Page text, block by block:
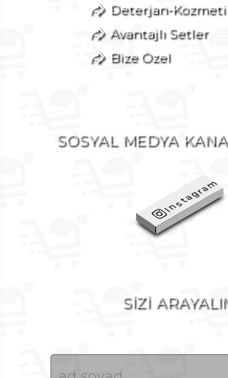
Deterjan-
Avantajlı Setler
Bize Özel
SOSYAL MEDYA
Instagram
SİZİ